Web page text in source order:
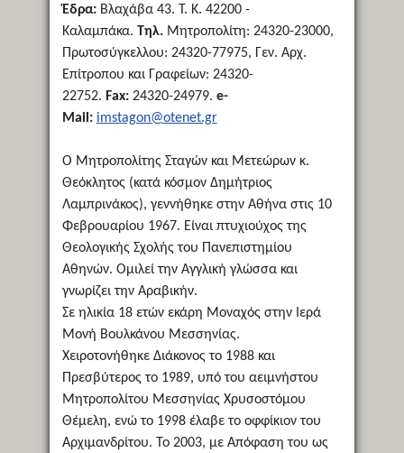
Έδρα:Βλαχάβα 43. Τ. Κ. 42200 -
Καλαμπάκα. Τηλ.Μητροπολίτη: 24320-23000,
Πρωτοσύγκελλου: 24320-77975, Γεν. Αρχ.
Επίτροπου και Γραφείων: 24320-
22752. Fax:24320-24979. e-
Mail: imstagon@otenet.gr
Ο Μητροπολίτης Σταγών και Μετεώρων κ.
Θεόκλητος (κατά κόσμον Δημήτριος
Λαμπρινάκος), γεννήθηκε στην Αθήνα στις 10
Φεβρουαρίου 1967. Είναι πτυχιούχος της
Θεολογικής Σχολής του Πανεπιστημίου
Αθηνών. Ομιλεί την Αγγλική γλώσσα και
γνωρίζει την Αραβικήν.
Σε ηλικία 18 ετών εκάρη Μοναχός στην Ιερά
Μονή Βουλκάνου Μεσσηνίας.
Χειροτονήθηκε Διάκονος το 1988 και
Πρεσβύτερος το 1989, υπό του αειμνήστου
Μητροπολίτου Μεσσηνίας Χρυσοστόμου
Θέμελη, ενώ το 1998 έλαβε το οφφίκιον του
Αρχιμανδρίτου. Το 2003, με Απόφαση του ως